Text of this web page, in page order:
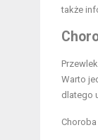
także
Warto
dlatego
Choroba